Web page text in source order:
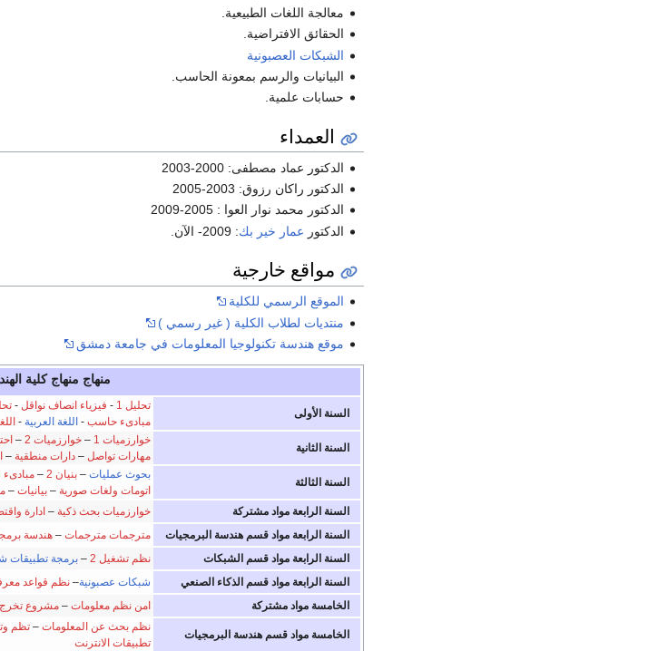
معالجة اللغات الطبيعية.
الحقائق الافتراضية.
الشبكات العصبونية
البيانيات والرسم بمعونة الحاسب.
حسابات علمية.
العمداء
الدكتور عماد مصطفى: 2000-2003
الدكتور راكان رزوق: 2003-2005
الدكتور محمد نوار العوا : 2005-2009
الدكتور عمار خير بك: 2009- الآن.
مواقع خارجية
الموقع الرسمي للكلية
منتديات لطلاب الكلية ( غير رسمي )
موقع هندسة تكنولوجيا المعلومات في جامعة دمشق
منهاج منهاج كلية
السنة الأولى
تحليل 1 - فيزياء انصاف نواقل-
مبادىء حاسب- اللغة العربية -
السنة الثانية
خوارزميات 1 –خوارزميات 2 –
مهارات تواصل–دارات منطقية–
السنة الثالثة
بحوث عمليات–بنيان 2 –
اتومات ولغات صورية –بيانيات–
السنة الرابعة مواد مشتركة
خوارزميات بحث ذكية– ادارة
السنة الرابعة مواد قسم هندسة البرمجيات
مترجمات مترجمات–هندسة
السنة الرابعة مواد قسم الشبكات
نظم تشغيل 2 –برمجة تطبيقات
السنة الرابعة مواد قسم الذكاء الصنعي
شبكات عصبونية–نظم قواعد
الخامسة مواد مشتركة
امن نظم معلومات–مشروع تخرج
الخامسة مواد قسم هندسة البرمجيات
نظم بحث عن المعلومات –تظم
تطبيقات الانترنت